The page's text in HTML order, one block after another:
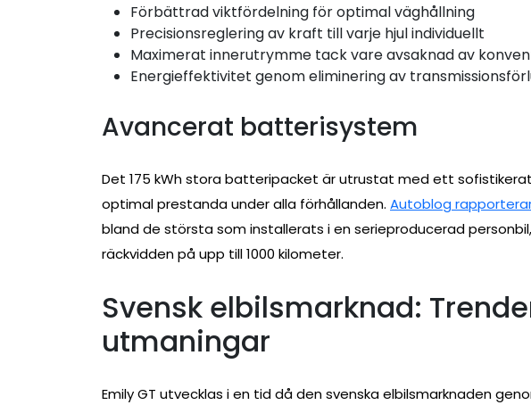
Förbättrad viktfördelning för optimal väghållning
Precisionsreglering av kraft till varje hjul individuellt
Maximerat innerutrymme tack vare avsaknad av
Energieffektivitet genom eliminering av
Avancerat batterisystem
Det 175 kWh stora batteripacket är utrustat med ett
optimal prestanda under alla förhållanden. Autoblog
bland de största som installerats i en serieproducerad
räckvidden på upp till 1000 kilometer.
Svensk elbilsmarknad:
utmaningar
Emily GT utvecklas i en tid då den svenska elbilsmarknaden